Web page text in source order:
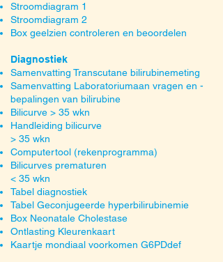
Stroomdiagram 1
Stroomdiagram 2
Box geelzien controleren en beoordelen
Diagnostiek
Samenvatting Transcutane bilirubinemeting
Samenvatting Laboratoriumaan vragen en -
bepalingen van bilirubine
Bilicurve > 35 wkn
Handleiding bilicurve
> 35 wkn
Computertool (rekenprogramma)
Bilicurves prematuren
< 35 wkn
Tabel diagnostiek
Tabel Geconjugeerde hyperbilirubinemie
Box Neonatale Cholestase
Ontlasting Kleurenkaart
Kaartje mondiaal voorkomen G6PDdef